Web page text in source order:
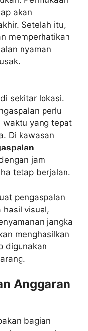
akan
Setelah itu,
memperhatikan
nyaman
sekitar lokasi.
perlu
waktu yang tepat
Di kawasan
jam
tetap berjalan.
pengaspalan
hasil visual,
jangka
menghasilkan
digunakan
Anggaran
bagian